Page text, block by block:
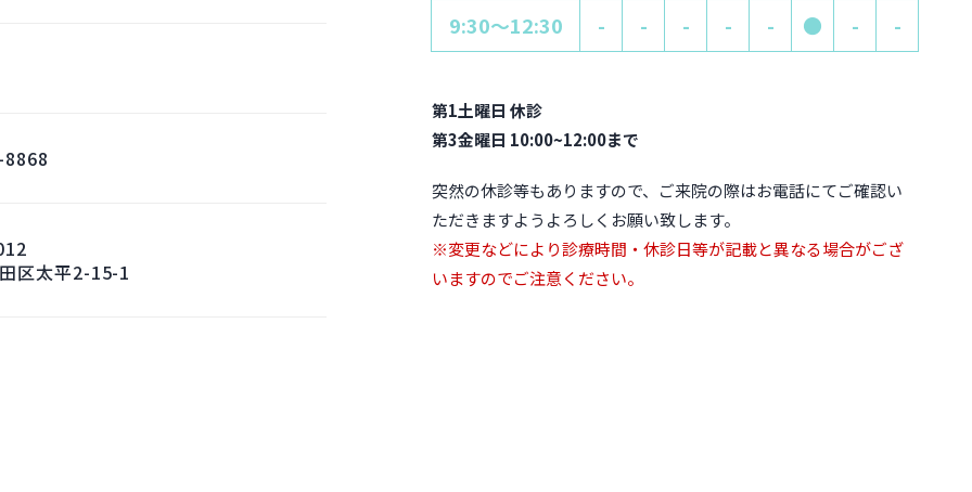
区太平2-15-1
9:30～12:30
- - - - - ● - -
第1土曜日 休診
第3金曜日 10:00~12:00まで
突然の休診等もありますので、ご来院の際はお電話にてご確認い
ただきますようよろしくお願い致します。
※変更などにより診療時間・休診日等が記載と異なる場合がござ
いますのでご注意ください。